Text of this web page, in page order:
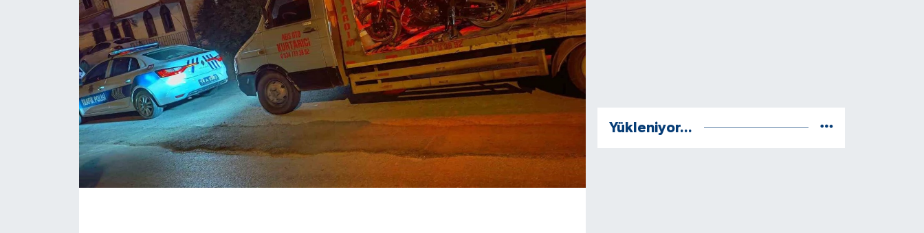
Yükleniyor...
EKONOMİ
English News
Flaş Haber
Gayrimenkul